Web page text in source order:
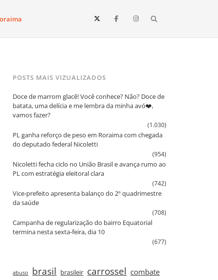
e todo o estado de Roraima. Fique sempre informado
POSTS MAIS VIZUALIZADOS
Doce de marrom glacê! Você conhece? Não? Doce de
batata, uma delícia e me lembra da minha avó❤️,
vamos fazer?
(1.030)
PL ganha reforço de peso em Roraima com chegada
do deputado federal Nicoletti
(954)
Nicoletti fecha ciclo no União Brasil e avança rumo ao
PL com estratégia eleitoral clara
(742)
Vice‑prefeito apresenta balanço do 2º quadrimestre
da saúde
(708)
Campanha de regularização do bairro Equatorial
termina nesta sexta‑feira, dia 10
(677)
abuso brasil brasileir carrossel combate